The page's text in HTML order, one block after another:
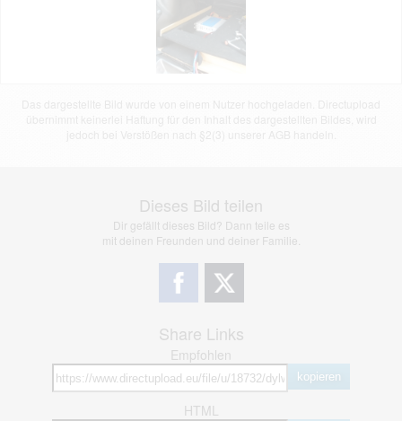
Dieses Bild teilen
Dir gefällt dieses Bild? Dann teile es
mit deinen Freunden und deiner Familie.
Share Links
Empfohlen
kopieren
HTML